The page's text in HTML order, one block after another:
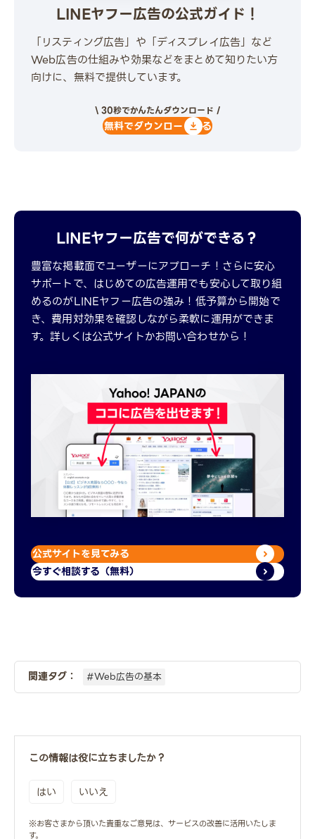
LINEヤフー広告の公式ガイド！
「リスティング広告」や「ディスプレイ広告」など
Web広告の仕組みや効果などをまとめて知りたい方
向けに、無料で提供しています。
\ 30秒でかんたんダウンロード /
無料でダウンロードする
LINEヤフー広告で何ができる？
豊富な掲載面でユーザーにアプローチ！さらに安心
サポートで、はじめての広告運用でも安心して取り組
めるのがLINEヤフー広告の強み！低予算から開始で
き、費用対効果を確認しながら柔軟に運用ができま
す。詳しくは公式サイトかお問い合わせから！
公式サイトを見てみる
今すぐ相談する（無料）
関連タグ： #Web広告の基本
この情報は役に立ちましたか？
はい いいえ
※お客さまから頂いた貴重なご意見は、サービスの改善に活用いたしま
す。